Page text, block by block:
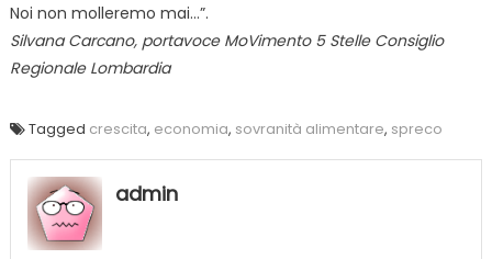
Noi non molleremo mai…”.
Silvana Carcano, portavoce MoVimento 5 Stelle Consiglio
Regionale Lombardia
Tagged crescita, economia, sovranità alimentare, spreco
admin